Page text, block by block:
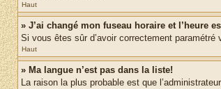
Haut
» J’ai changé mon fuseau horaire et l’heure
Si vous êtes sûr d’avoir correctement paramétré
Haut
» Ma langue n’est pas dans la liste!
La raison la plus probable est que